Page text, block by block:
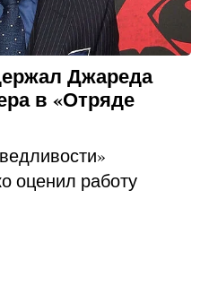
Джареда
в «Отряде
оценил работу